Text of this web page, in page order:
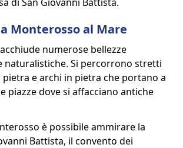
Monterosso al Mare
numerose bellezze
naturalistiche. Si percorrono stretti
pietra e archi in pietra che portano a
piazze dove si affacciano antiche
è possibile ammirare la
Battista, il convento dei